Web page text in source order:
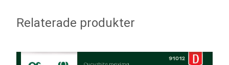
Relaterade produkter